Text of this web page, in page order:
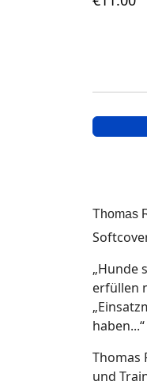
Thomas
„Hunde
erfüllen
haben...“
Thomas
und